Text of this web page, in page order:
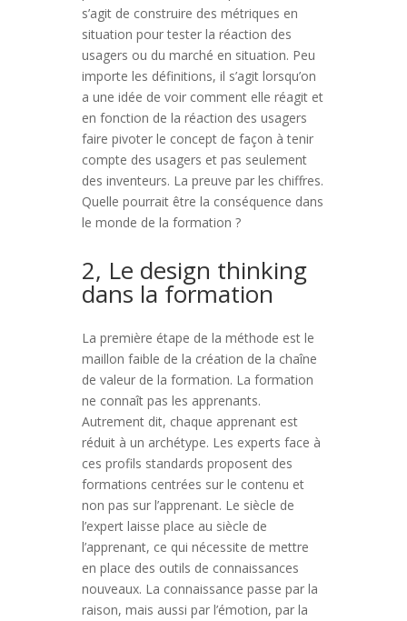
s’agit de construire des métriques en
situation pour tester la réaction des
usagers ou du marché en situation. Peu
importe les définitions, il s’agit lorsqu’on
a une idée de voir comment elle réagit et
en fonction de la réaction des usagers
faire pivoter le concept de façon à tenir
compte des usagers et pas seulement
des inventeurs. La preuve par les chiffres.
Quelle pourrait être la conséquence dans
le monde de la formation ?
2, Le design thinking
dans la formation
La première étape de la méthode est le
maillon faible de la création de la chaîne
de valeur de la formation. La formation
ne connaît pas les apprenants.
Autrement dit, chaque apprenant est
réduit à un archétype. Les experts face à
ces profils standards proposent des
formations centrées sur le contenu et
non pas sur l’apprenant. Le siècle de
l’expert laisse place au siècle de
l’apprenant, ce qui nécessite de mettre
en place des outils de connaissances
nouveaux. La connaissance passe par la
raison, mais aussi par l’émotion, par la